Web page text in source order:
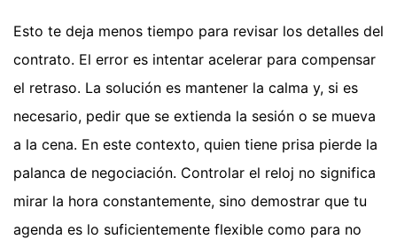
Esto te deja menos tiempo para revisar los detalles del
contrato. El error es intentar acelerar para compensar
el retraso. La solución es mantener la calma y, si es
necesario, pedir que se extienda la sesión o se mueva
a la cena. En este contexto, quien tiene prisa pierde la
palanca de negociación. Controlar el reloj no significa
mirar la hora constantemente, sino demostrar que tu
agenda es lo suficientemente flexible como para no